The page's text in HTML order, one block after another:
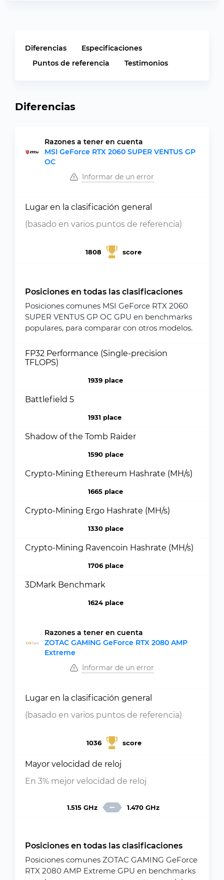
Diferencias
Especificaciones
Puntos de referencia
Testimonios
Diferencias
Razones a tener en cuenta
MSI GeForce RTX 2060 SUPER VENTUS GP
OC
Informar de un error
Lugar en la clasificación general
(basado en varios puntos de referencia)
1808 score
Posiciones en todas las clasificaciones
Posiciones comunes MSI GeForce RTX 2060
SUPER VENTUS GP OC GPU en benchmarks
populares, para comparar con otros modelos.
FP32 Performance (Single-precision
TFLOPS)
1939 place
Battlefield 5
1931 place
Shadow of the Tomb Raider
1590 place
Crypto-Mining Ethereum Hashrate (MH/s)
1665 place
Crypto-Mining Ergo Hashrate (MH/s)
1330 place
Crypto-Mining Ravencoin Hashrate (MH/s)
1706 place
3DMark Benchmark
1624 place
Razones a tener en cuenta
ZOTAC GAMING GeForce RTX 2080 AMP
Extreme
Informar de un error
Lugar en la clasificación general
(basado en varios puntos de referencia)
1036 score
Mayor velocidad de reloj
En 3% mejor velocidad de reloj
1.515 GHz 1.470 GHz
Posiciones en todas las clasificaciones
Posiciones comunes ZOTAC GAMING GeForce
RTX 2080 AMP Extreme GPU en benchmarks